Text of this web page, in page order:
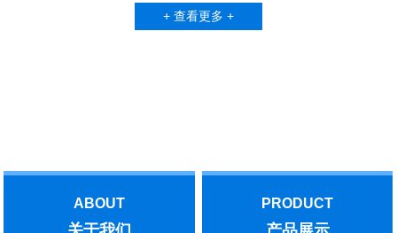
水泵的安装位置，使滤水管在动水位之下，或等动水位升过滤水管
再抽水；修补或更换吸水管。文章内容来源于网络，如有问题，请
结构复杂但使用简单，是现代控制异步交流电动机启动运行最优秀
的设备。文章内容来源于网络，如有问题，请与我们联系！
叶轮出口高压液体，从而实现密封。停车时，副叶轮不起作用，因
此同时配备停车密封装置解决停车时可能产生的化工泵泄漏。水泵
水管灌满水，水泵运转后，在叶轮高速旋转而产生的离心力的作用
文章内容来源于网络，如有问题，请与我们联系！
+ 查看更多 +
ABOUT PRODUCT